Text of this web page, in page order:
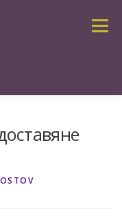
Меню